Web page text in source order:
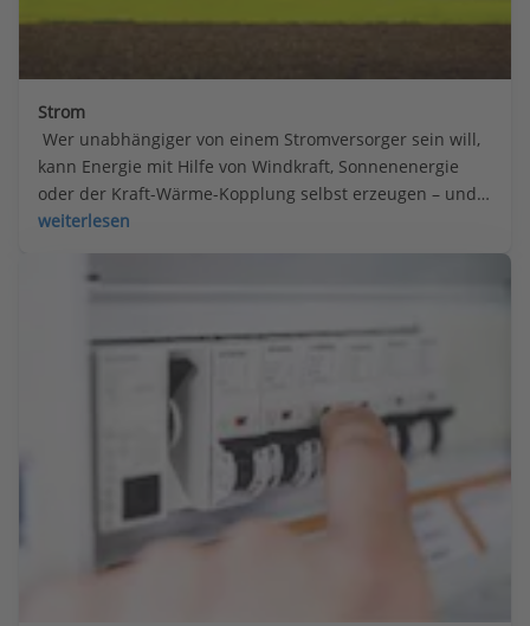
Strom
Wer unabhängiger von einem Stromversorger sein will,
kann Energie mit Hilfe von Windkraft, Sonnenenergie
oder der Kraft-Wärme-Kopplung selbst erzeugen – und
damit sogar Geld verdienen.
weiterlesen